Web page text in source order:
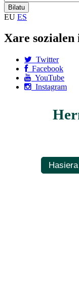
EU ES
Xare sozialen
Twitter
Facebook
YouTube
Instagram
Hasiera